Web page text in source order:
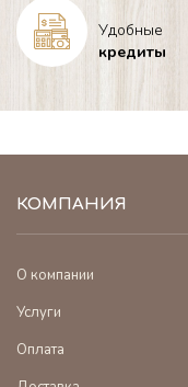
Удобные
кредиты
КОМПАНИЯ
О компании
Услуги
Оплата